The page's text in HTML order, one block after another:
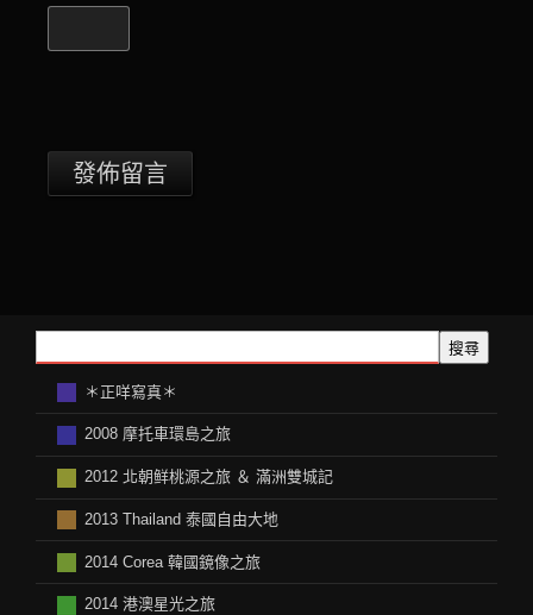
搜尋
＊正咩寫真＊
2008 摩托車環島之旅
2012 北朝鲜桃源之旅 ＆ 滿洲雙城記
2013 Thailand 泰國自由大地
2014 Corea 韓國鏡像之旅
2014 港澳星光之旅